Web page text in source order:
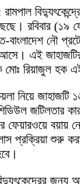
রামপাল
রবিবার (১৯
বাংলাদেশ নৌ
এই জাহাজটির
মোঃ রিয়াজুল হক
নিয়ে জাহাজটি
জটিলতার
ফেয়ারওয়ে বয়ায়
প্রক্রিয়া শুরু